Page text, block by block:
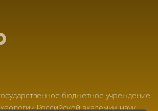
бюджетное учреждение
Российской академии наук,